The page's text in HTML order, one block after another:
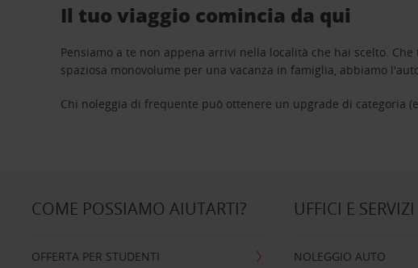
Il tuo viaggio comincia da qui
Pensiamo a te non appena arrivi nella località che hai scelto.
spaziosa monovolume per una vacanza in famiglia, abbiamo
Chi noleggia di frequente può ottenere un upgrade di categoria
COME POSSIAMO AIUTARTI?
OFFERTA PER STUDENTI
UFFICI E SERVIZI
NOLEGGIO AUTO